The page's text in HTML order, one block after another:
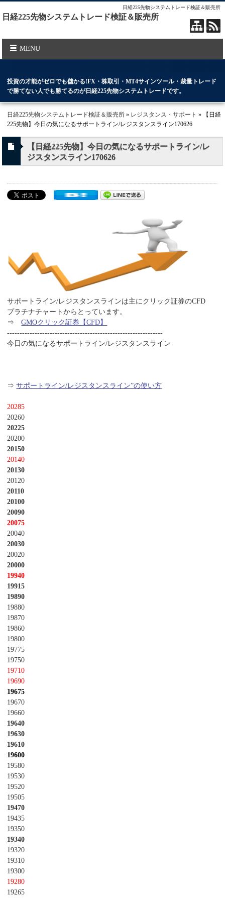
日経225先物システムトレード検証＆販売所
日経225先物システムトレード検証＆販売所
MENU
投資の才能がゼロでも儲かる!FX・株取引・MT4サインツール・裁量トレード
で勝てない人でも勝てるのが日経225先物システムトレードです。
日経225先物システムトレード検証＆販売所 » レジスタンス・サポート » 【日経
225先物】今日の気になるサポートライン/レジスタンスライン170626
【日経225先物】今日の気になるサポートライン/レ
ジスタンスライン170626
サポートライン/レジスタンスラインは主にクリック証券のCFD
プラチナチャートからとっています。
⇒GMOクリック証券【CFD】
--------------------------------------------------------------
今日の気になるサポートライン/レジスタンスライン
⇒サポートライン/レジスタンスライン”の使い方
20285
20260
20225
20200
20150
20140
20130
20120
20110
20100
20090
20075
20040
20030
20020
20000
19940
19915
19890
19880
19870
19860
19800
19775
19750
19710
19690
19675
19670
19660
19640
19630
19610
19600
19580
19530
19520
19505
19470
19435
19350
19340
19320
19310
19300
19280
19265